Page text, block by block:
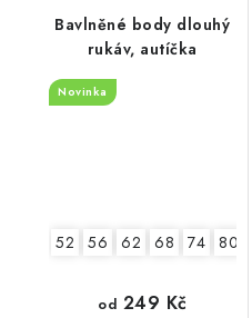
Bavlněné body dlouhý
rukáv, autíčka
Novinka
52 56 62 68 74 80
od 249 Kč